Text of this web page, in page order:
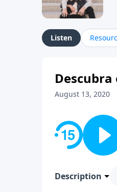
Listen
August 13, 2020
Description